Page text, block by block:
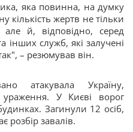
яка повинна, на думку
кількість жертв не тільки
й, відповідно, серед
інших служб, які залучені
– резюмував він.
атакувала Україну,
ураження. У Києві ворог
Загинули 12 осіб,
розбір завалів.